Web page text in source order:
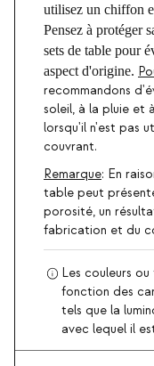
utilisez un chiffon
Pensez à protéger
sets de table pour
aspect d'origine.
recommandons
soleil, à la pluie et
lorsqu'il n'est pas
couvrant.
Remarque: En
table peut
porosité, un
fabrication et du
Les couleurs
fonction des
tels que la
avec lequel il